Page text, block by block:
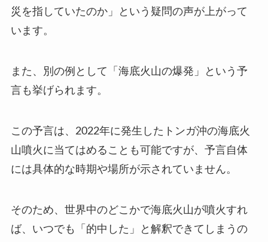
災を指していたのか」という疑問の声が上がって
います。
また、別の例として「海底火山の爆発」という予
言も挙げられます。
この予言は、2022年に発生したトンガ沖の海底火
山噴火に当てはめることも可能ですが、予言自体
には具体的な時期や場所が示されていません。
そのため、世界中のどこかで海底火山が噴火すれ
ば、いつでも「的中した」と解釈できてしまうの